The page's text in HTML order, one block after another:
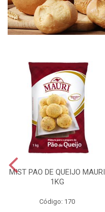
MIST PAO DE QUEIJO MAURI
1KG
Código: 170